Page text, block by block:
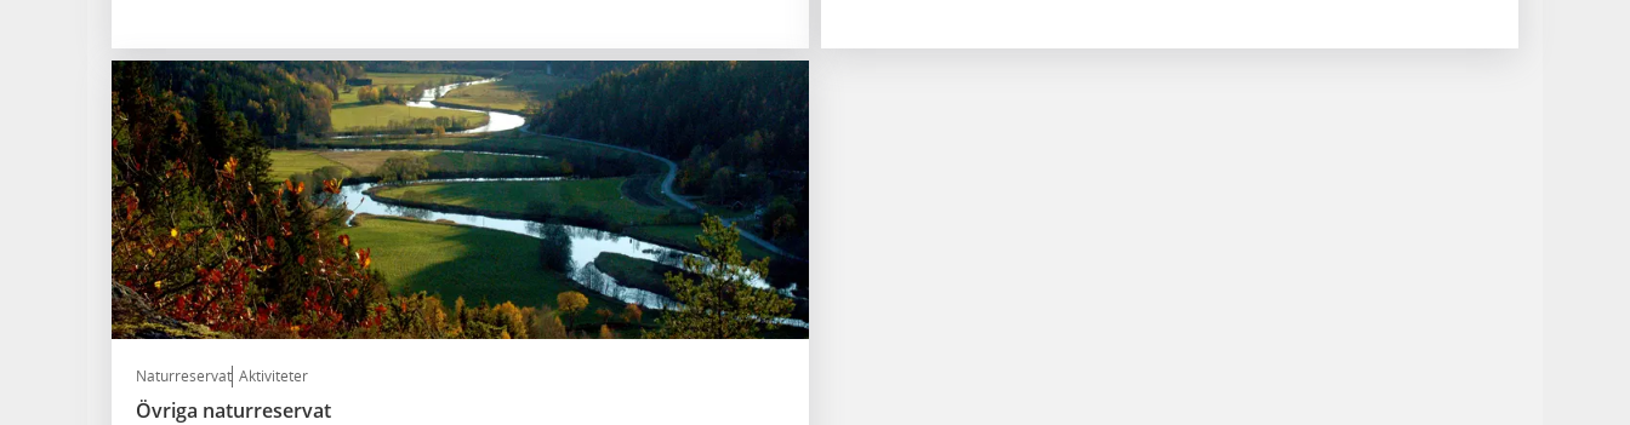
Naturreservat Aktiviteter
Övriga naturreservat